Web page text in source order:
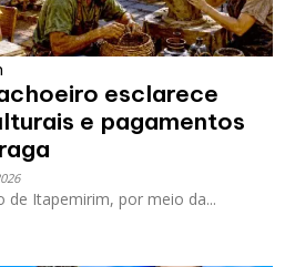
esclarece
e pagamentos
de Itapemirim, por meio da...